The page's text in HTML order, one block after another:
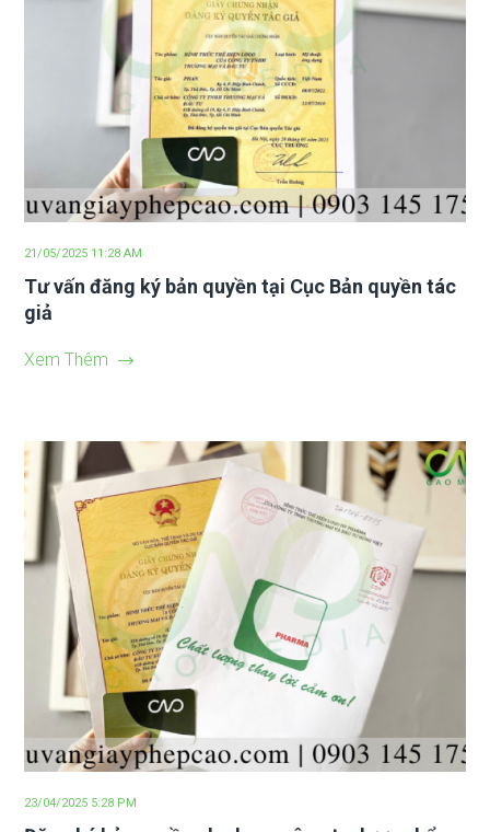
21/05/2025 11:28 AM
Tư vấn đăng ký bản quyền tại Cục Bản quyền tác
giả
Xem Thêm
23/04/2025 5:28 PM